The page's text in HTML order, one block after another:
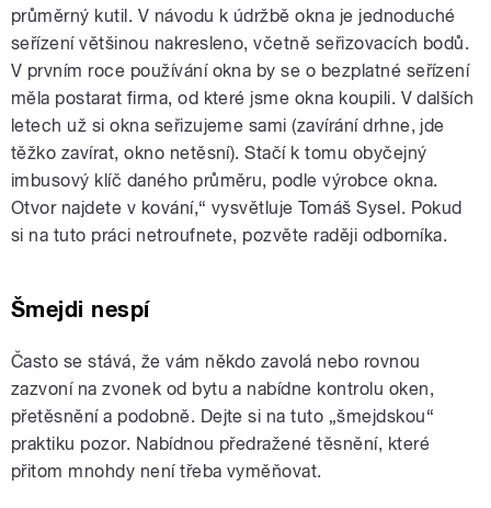
průměrný kutil. V návodu k údržbě okna je jednoduché
seřízení většinou nakresleno, včetně seřizovacích bodů.
V prvním roce používání okna by se o bezplatné seřízení
měla postarat firma, od které jsme okna koupili. V dalších
letech už si okna seřizujeme sami (zavírání drhne, jde
těžko zavírat, okno netěsní). Stačí k tomu obyčejný
imbusový klíč daného průměru, podle výrobce okna.
Otvor najdete v kování,“ vysvětluje Tomáš Sysel. Pokud
si na tuto práci netroufnete, pozvěte raději odborníka.
Šmejdi nespí
Často se stává, že vám někdo zavolá nebo rovnou
zazvoní na zvonek od bytu a nabídne kontrolu oken,
přetěsnění a podobně. Dejte si na tuto „šmejdskou“
praktiku pozor. Nabídnou předražené těsnění, které
přitom mnohdy není třeba vyměňovat.